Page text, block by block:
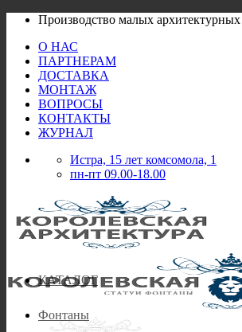
Skip
content
Производство малых
О НАС
ПАРТНЕРАМ
ДОСТАВКА
МОНТАЖ
ВОПРОСЫ
КОНТАКТЫ
ЖУРНАЛ
Истра, 15 лет комсомола, 1
пн-пт 09.00-18.00
КАТАЛОГ
Фонтаны